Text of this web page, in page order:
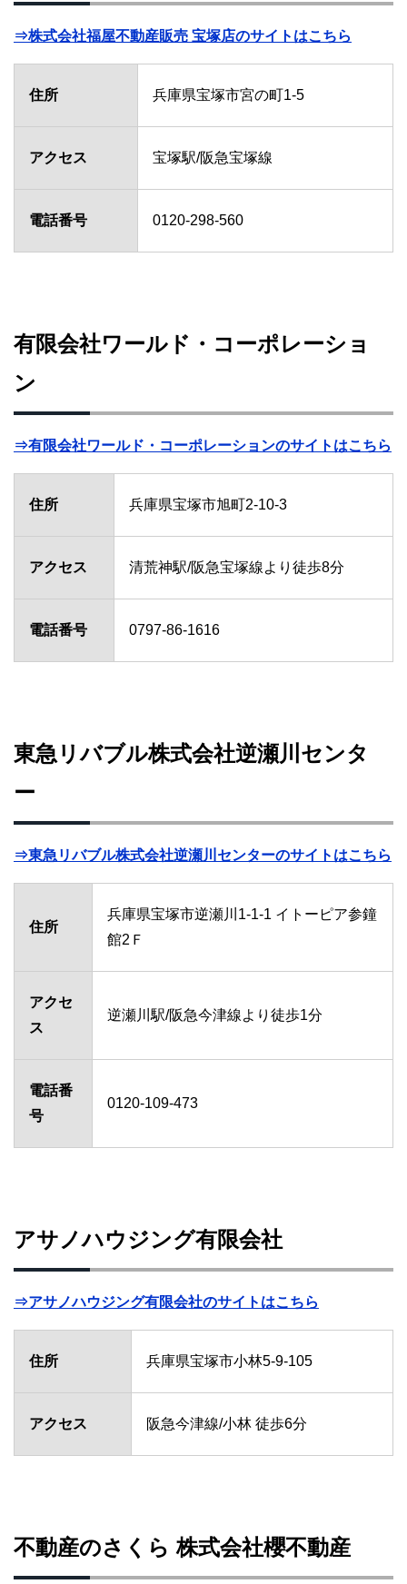
⇒株式会社福屋不動産販売 宝塚店のサイトはこちら
住所 兵庫県宝塚市宮の町1-5
アクセス 宝塚駅/阪急宝塚線
電話番号 0120-298-560
有限会社ワールド・コーポレーショ
ン
⇒有限会社ワールド・コーポレーションのサイトはこちら
住所 兵庫県宝塚市旭町2-10-3
アクセス 清荒神駅/阪急宝塚線より徒歩8分
電話番号 0797-86-1616
東急リバブル株式会社逆瀬川センタ
ー
⇒東急リバブル株式会社逆瀬川センターのサイトはこちら
住所
兵庫県宝塚市逆瀬川1-1-1 イトーピア参鐘
館2Ｆ
アクセ
ス
逆瀬川駅/阪急今津線より徒歩1分
電話番
号
0120-109-473
アサノハウジング有限会社
⇒アサノハウジング有限会社のサイトはこちら
住所 兵庫県宝塚市小林5-9-105
アクセス 阪急今津線/小林 徒歩6分
不動産のさくら 株式会社櫻不動産